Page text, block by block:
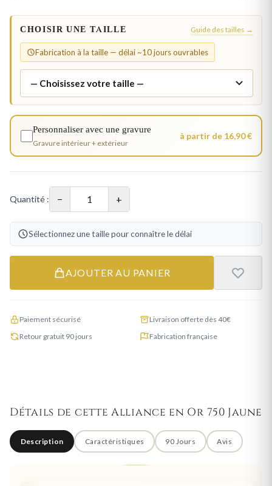
CHOISIR UNE TAILLE Guide des tailles →
Fabrication à la taille — délai ~10 jours ouvrables
Personnaliser avec une gravure
Gravure intérieur + extérieur
à partir de 16,90 €
Quantité : − +
Sélectionnez une taille pour connaître le délai
AJOUTER AU PANIER
Paiement sécurisé
Livraison offerte dès 40€
Retour gratuit 90 jours
Fabrication française
Détails de cette Alliance en Or 750 Jaune
Description Caractéristiques 90 Jours Avis